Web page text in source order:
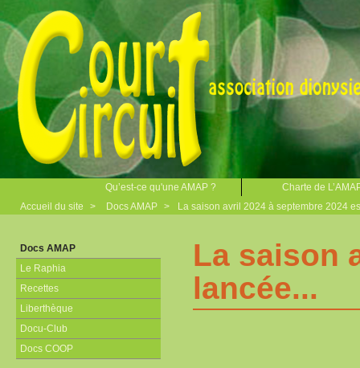
Qu’est-ce qu'une AMAP ?
Charte de
Accueil du site
> Docs AMAP > La saison avril 2024 à septembre 2024
La saison
lancée...
Docs AMAP
Le Raphia
Recettes
Liberthèque
Docu-Club
Docs COOP